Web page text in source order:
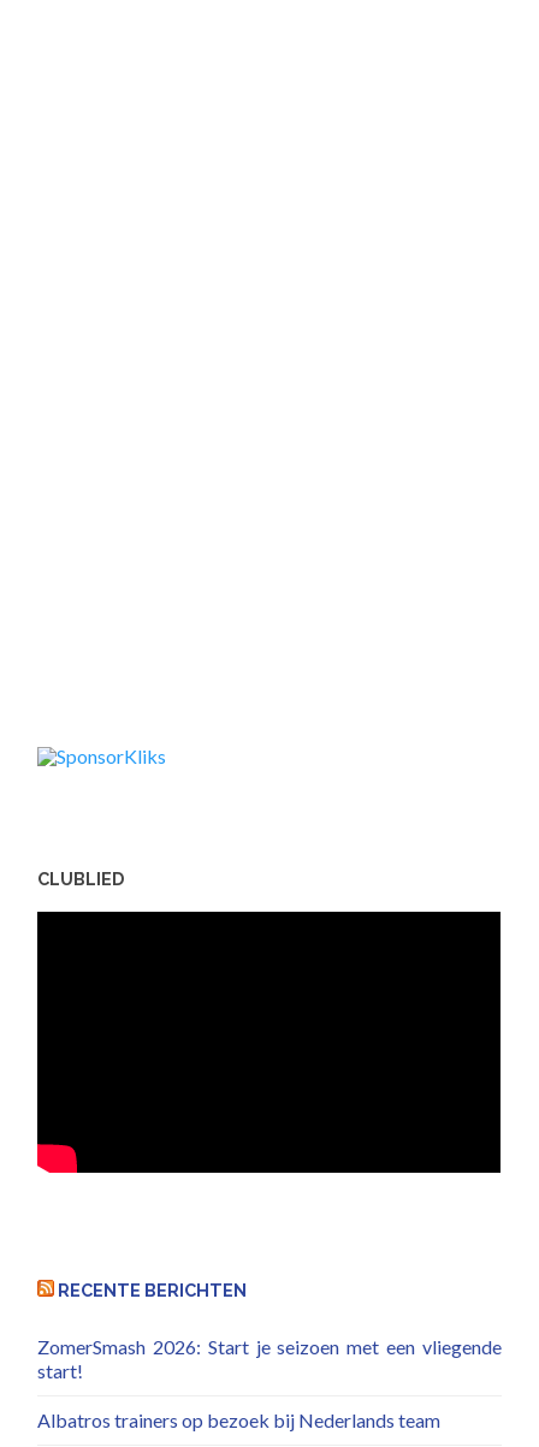
CLUBLIED
RECENTE BERICHTEN
ZomerSmash 2026: Start je seizoen met een vliegende
start!
Albatros trainers op bezoek bij Nederlands team